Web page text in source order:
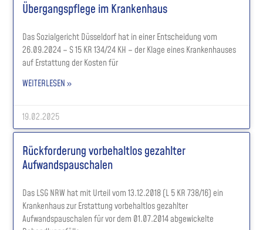
Übergangspflege im Krankenhaus
Das Sozialgericht Düsseldorf hat in einer Entscheidung vom
26.09.2024 – S 15 KR 134/24 KH – der Klage eines Krankenhauses
auf Erstattung der Kosten für
WEITERLESEN »
19.02.2025
Rückforderung vorbehaltlos gezahlter
Aufwandspauschalen
Das LSG NRW hat mit Urteil vom 13.12.2018 (L 5 KR 738/16) ein
Krankenhaus zur Erstattung vorbehaltlos gezahlter
Aufwandspauschalen für vor dem 01.07.2014 abgewickelte